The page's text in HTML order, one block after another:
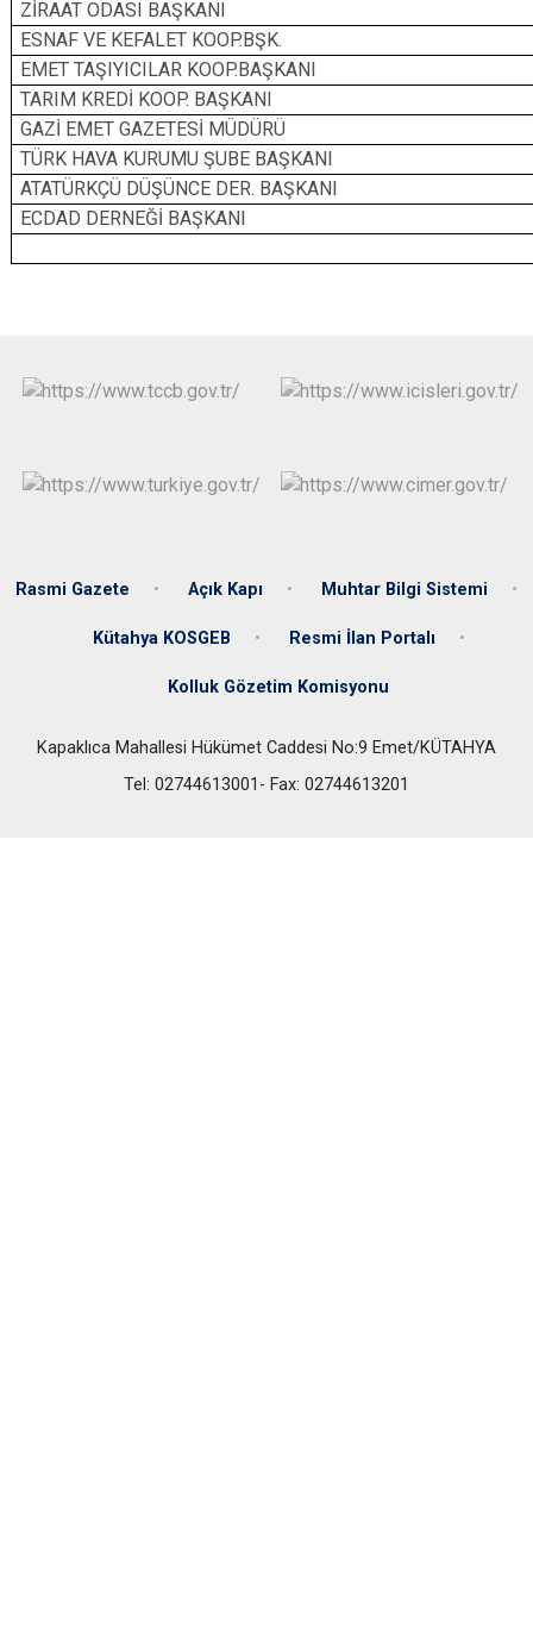
ZİRAAT ODASI BAŞKANI
ESNAF VE KEFALET KOOP.BŞK.
EMET TAŞIYICILAR KOOP.BAŞKANI
TARIM KREDİ KOOP. BAŞKANI
GAZİ EMET GAZETESİ MÜDÜRÜ
TÜRK HAVA KURUMU ŞUBE BAŞKANI
ATATÜRKÇÜ DÜŞÜNCE DER. BAŞKANI
ECDAD DERNEĞİ BAŞKANI
Rasmi Gazete Açık Kapı Muhtar Bilgi Sistemi
Kütahya KOSGEB Resmi İlan Portalı
Kolluk Gözetim Komisyonu
Kapaklıca Mahallesi Hükümet Caddesi No:9 Emet/KÜTAHYA
Tel: 02744613001- Fax: 02744613201